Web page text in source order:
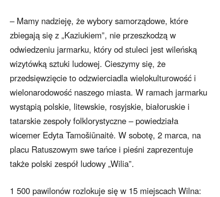
– Mamy nadzieję, że wybory samorządowe, które
zbiegają się z „Kaziukiem”, nie przeszkodzą w
odwiedzeniu jarmarku, który od stuleci jest wileńską
wizytówką sztuki ludowej. Cieszymy się, że
przedsięwzięcie to odzwierciadla wielokulturowość i
wielonarodowość naszego miasta. W ramach jarmarku
wystąpią polskie, litewskie, rosyjskie, białoruskie i
tatarskie zespoły folklorystyczne – powiedziała
wicemer Edyta Tamošiūnaitė. W sobotę, 2 marca, na
placu Ratuszowym swe tańce i pieśni zaprezentuje
także polski zespół ludowy „Wilia”.
1 500 pawilonów rozlokuje się w 15 miejscach Wilna: